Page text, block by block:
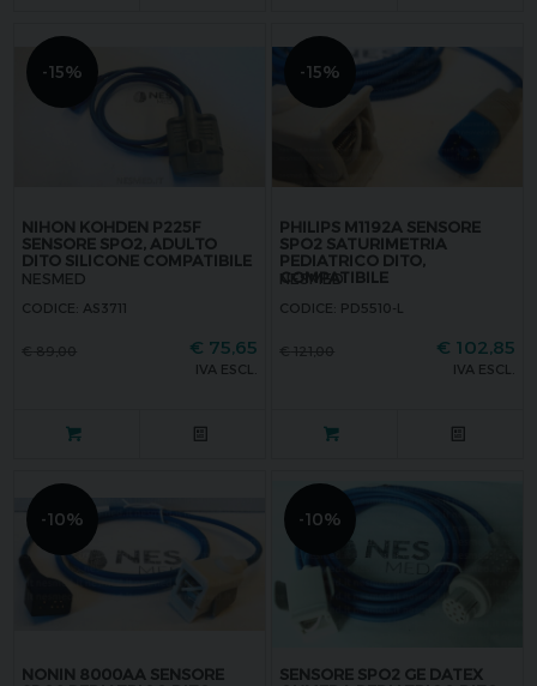
-15%
NIHON KOHDEN P225F
SENSORE SPO2, ADULTO
DITO SILICONE COMPATIBILE
NESMED
CODICE: AS3711
€ 75,65
IVA ESCL.
-15%
PHILIPS M1192A SENSORE
SPO2 SATURIMETRIA
PEDIATRICO DITO,
COMPATIBILE
NESMED
CODICE: PD5510-L
€ 102,85
IVA ESCL.
-10%
NONIN 8000AA SENSORE
-10%
SENSORE SPO2 GE DATEX